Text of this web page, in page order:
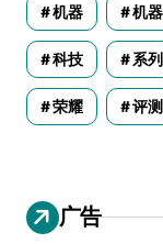
机器 机
科技 系列
荣耀 评测
广告